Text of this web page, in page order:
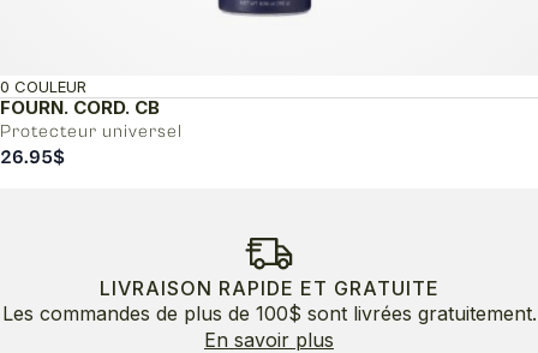
FOURN. CORD. CB
Protecteur universel
0 COULEUR
26.95$
LIVRAISON RAPIDE ET GRATUITE
Les commandes de plus de 100$ sont livrées gratuitement.
En savoir plus